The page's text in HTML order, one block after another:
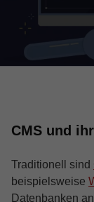
CMS und
Traditionell sind
beispielsweise
Datenbanken